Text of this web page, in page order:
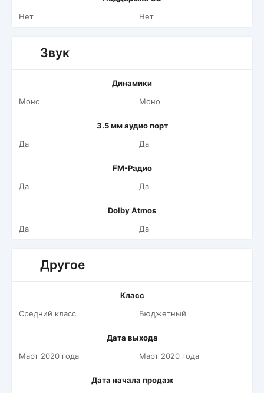
Нет
Нет
Звук
Динамики
Моно
Моно
3.5 мм аудио порт
Да
Да
FM-Радио
Да
Да
Dolby Atmos
Да
Да
Другое
Класс
Средний класс
Бюджетный
Дата выхода
Март 2020 года
Март 2020 года
Дата начала продаж